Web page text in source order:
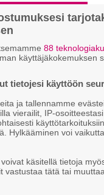
88
käyttäjäkokemuksen
tietojesi käyttöön
ja tallennamme
vierailit, IP-
Hylkääminen voi
käsitellä tietoja
vastustaa tätä tai